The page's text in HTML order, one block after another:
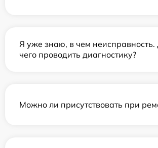
Я уже знаю, в чем неисправность.
чего проводить диагностику?
Можно ли присутствовать при